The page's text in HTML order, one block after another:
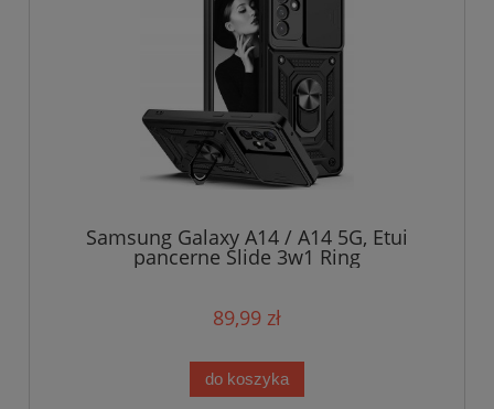
Samsung Galaxy A14 / A14 5G, Etui
pancerne Slide 3w1 Ring
89,99 zł
do koszyka